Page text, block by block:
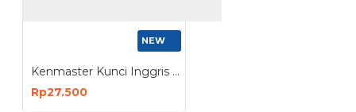
NEW
Kenmaster Kunci Inggris Adjustable Wrench
Rp27.500